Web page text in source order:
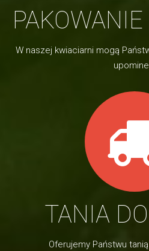
W naszej kwiaciarni mogą
TANIA
Oferujemy Państwu